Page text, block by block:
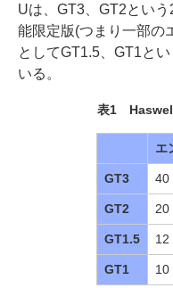
Uは、GT3、GT2とい
能限定版(つまり一部の
としてGT1.5、GT1と
いる。
表1 Haswell
エ
GT3 40
GT2 20
GT1.5 12
GT1 10